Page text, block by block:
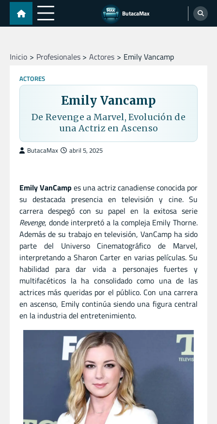
Skip
content
ButacaMax
Inicio Profesionales Actores Emily Vancamp
ACTORES
Emily Vancamp
De Revenge a Marvel, Evolución de
una Actriz en Ascenso
ButacaMax abril 5, 2025
Emily VanCamp es una actriz canadiense conocida por
su destacada presencia en televisión y cine. Su
carrera despegó con su papel en la exitosa serie
Revenge, donde interpretó a la compleja Emily Thorne.
Además de su trabajo en televisión, VanCamp ha sido
parte del Universo Cinematográfico de Marvel,
interpretando a Sharon Carter en varias películas. Su
habilidad para dar vida a personajes fuertes y
multifacéticos la ha consolidado como una de las
actrices más queridas por el público. Con una carrera
en ascenso, Emily continúa siendo una figura central
en la industria del entretenimiento.